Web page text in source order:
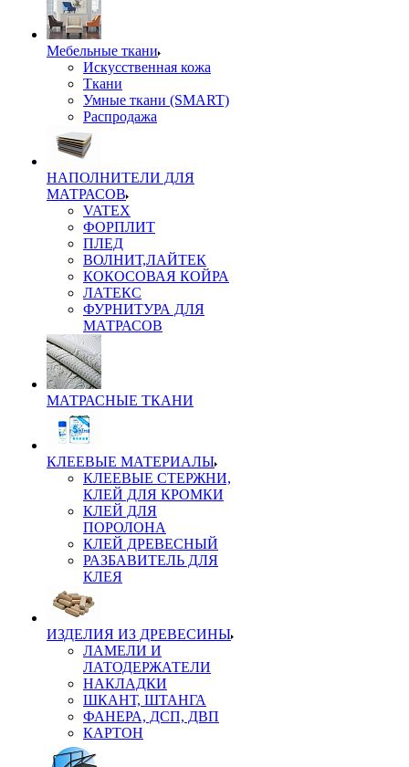
Мебельные ткани
Искусственная кожа
Ткани
Умные ткани (SMART)
Распродажа
НАПОЛНИТЕЛИ ДЛЯ
МАТРАСОВ
VATEX
ФОРПЛИТ
ПЛЕД
ВОЛНИТ,ЛАЙТЕК
КОКОСОВАЯ КОЙРА
ЛАТЕКС
ФУРНИТУРА ДЛЯ
МАТРАСОВ
МАТРАСНЫЕ ТКАНИ
КЛЕЕВЫЕ МАТЕРИАЛЫ
КЛЕЕВЫЕ СТЕРЖНИ,
КЛЕЙ ДЛЯ КРОМКИ
КЛЕЙ ДЛЯ
ПОРОЛОНА
КЛЕЙ ДРЕВЕСНЫЙ
РАЗБАВИТЕЛЬ ДЛЯ
КЛЕЯ
ИЗДЕЛИЯ ИЗ ДРЕВЕСИНЫ
ЛАМЕЛИ И
ЛАТОДЕРЖАТЕЛИ
НАКЛАДКИ
ШКАНТ, ШТАНГА
ФАНЕРА, ДСП, ДВП
КАРТОН